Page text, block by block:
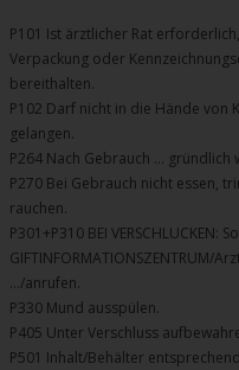
P101 Ist ärztlicher Rat erforderlich,
Verpackung oder
bereithalten.
P102 Darf nicht in die Hände von
gelangen.
P264 Nach Gebrauch … gründlich
P270 Bei Gebrauch nicht essen,
rauchen.
P301+P310 BEI VERSCHLUCKEN:
GIFTINFORMATIONSZENTRUM/
…/anrufen.
P330 Mund ausspülen.
P405 Unter Verschluss
P501 Inhalt/Behälter